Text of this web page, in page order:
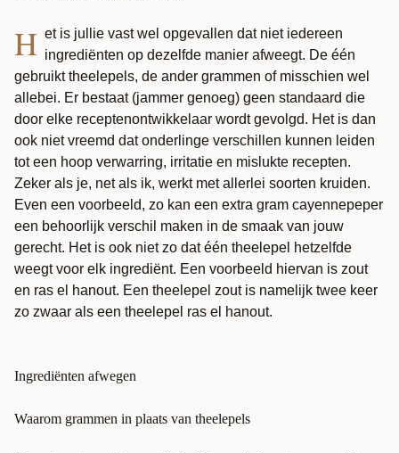
H et is jullie vast wel opgevallen dat niet iedereen
ingrediënten op dezelfde manier afweegt. De één
gebruikt theelepels, de ander grammen of misschien wel
allebei. Er bestaat (jammer genoeg) geen standaard die
door elke receptenontwikkelaar wordt gevolgd. Het is dan
ook niet vreemd dat onderlinge verschillen kunnen leiden
tot een hoop verwarring, irritatie en mislukte recepten.
Zeker als je, net als ik, werkt met allerlei soorten kruiden.
Even een voorbeeld, zo kan een extra gram cayennepeper
een behoorlijk verschil maken in de smaak van jouw
gerecht. Het is ook niet zo dat één theelepel hetzelfde
weegt voor elk ingrediënt. Een voorbeeld hiervan is zout
en ras el hanout. Een theelepel zout is namelijk twee keer
zo zwaar als een theelepel ras el hanout.
Ingrediënten afwegen
Waarom grammen in plaats van theelepels